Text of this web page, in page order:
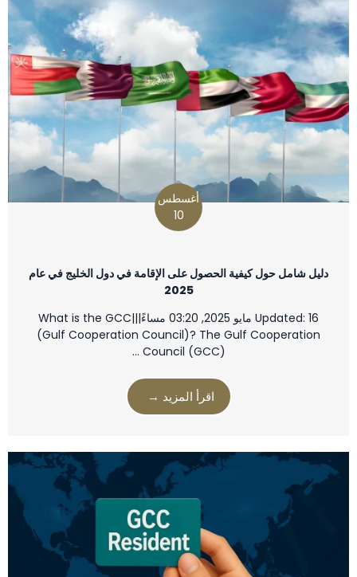
أغسطس
10
دليل شامل حول كيفية الحصول على الإقامة في دول الخليج في عام
2025
Updated: 16 مايو 2025, 03:20 مساءً|||What is the GCC
(Gulf Cooperation Council)? The Gulf Cooperation
Council (GCC) …
اقرأ المزيد →